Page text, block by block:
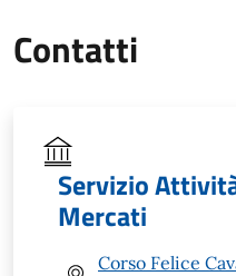
Contatti
Servizio
Mercati
Corso Felice